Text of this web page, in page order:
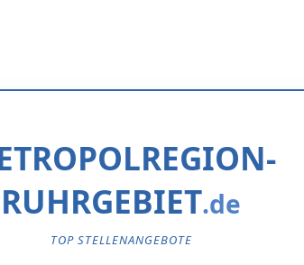
RUHRGEBIET
TOP STELLENANGEBOTE